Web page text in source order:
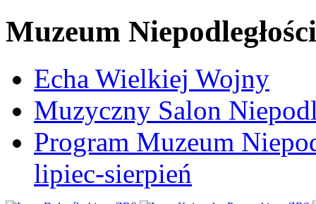
Muzeum Niepodległości
Echa Wielkiej Wojny
Muzyczny Salon
Program Muzeum
lipiec-sierpień